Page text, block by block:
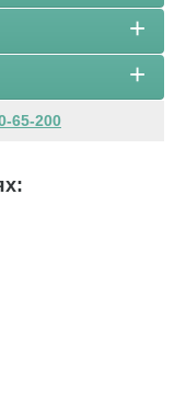
65-200